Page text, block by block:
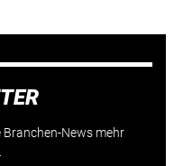
News mehr